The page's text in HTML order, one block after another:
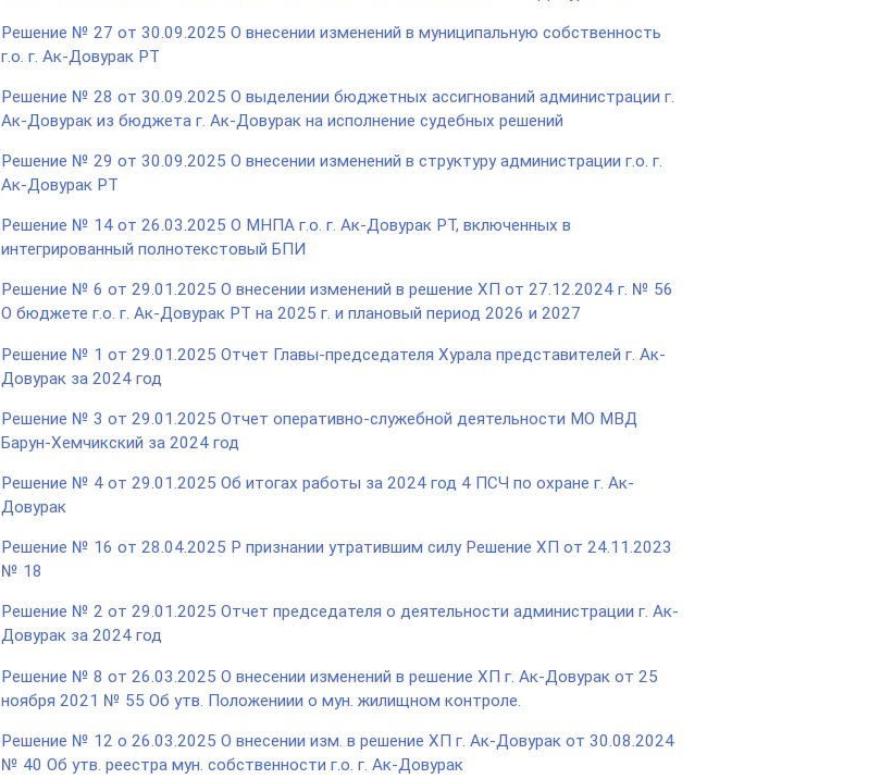
Решение № 27 от 30.09.2025 О внесении изменений в муниципальную собственность
г.о. г. Ак-Довурак РТ
Решение № 28 от 30.09.2025 О выделении бюджетных ассигнований администрации г.
Ак-Довурак из бюджета г. Ак-Довурак на исполнение судебных решений
Решение № 29 от 30.09.2025 О внесении изменений в структуру администрации г.о. г.
Ак-Довурак РТ
Решение № 14 от 26.03.2025 О МНПА г.о. г. Ак-Довурак РТ, включенных в
интегрированный полнотекстовый БПИ
Решение № 6 от 29.01.2025 О внесении изменений в решение ХП от 27.12.2024 г. № 56
О бюджете г.о. г. Ак-Довурак РТ на 2025 г. и плановый период 2026 и 2027
Решение № 1 от 29.01.2025 Отчет Главы-председателя Хурала представителей г. Ак-
Довурак за 2024 год
Решение № 3 от 29.01.2025 Отчет оперативно-служебной деятельности МО МВД
Барун-Хемчикский за 2024 год
Решение № 4 от 29.01.2025 Об итогах работы за 2024 год 4 ПСЧ по охране г. Ак-
Довурак
Решение № 16 от 28.04.2025 Р признании утратившим силу Решение ХП от 24.11.2023
№ 18
Решение № 2 от 29.01.2025 Отчет председателя о деятельности администрации г. Ак-
Довурак за 2024 год
Решение № 8 от 26.03.2025 О внесении изменений в решение ХП г. Ак-Довурак от 25
ноября 2021 № 55 Об утв. Положениии о мун. жилищном контроле.
Решение № 12 о 26.03.2025 О внесении изм. в решение ХП г. Ак-Довурак от 30.08.2024
№ 40 Об утв. реестра мун. собственности г.о. г. Ак-Довурак